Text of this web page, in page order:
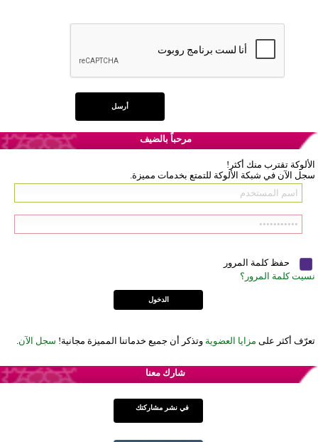
مرحباً بالضيف
الألوكة تقترب منك أكثر!
سجل الآن في شبكة الألوكة للتمتع بخدمات مميزة.
حفظ كلمة المرور
نسيت كلمة المرور؟
تعرّف أكثر على مزايا العضوية وتذكر أن جميع خدماتنا المميزة مجانية! سجل الآن
شارك معنا
في نشر مشاركتك